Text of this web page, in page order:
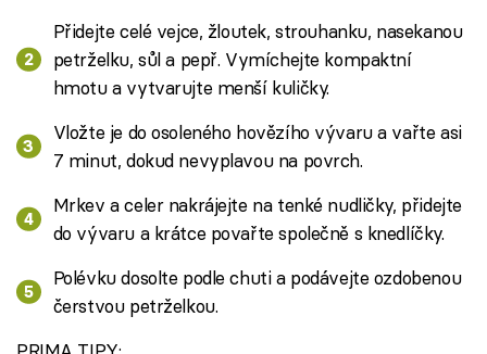
Přidejte celé vejce, žloutek, strouhanku, nasekanou
petrželku, sůl a pepř. Vymíchejte kompaktní
hmotu a vytvarujte menší kuličky.
Vložte je do osoleného hovězího vývaru a vařte asi
7 minut, dokud nevyplavou na povrch.
Mrkev a celer nakrájejte na tenké nudličky, přidejte
do vývaru a krátce povařte společně s knedlíčky.
Polévku dosolte podle chuti a podávejte ozdobenou
čerstvou petrželkou.